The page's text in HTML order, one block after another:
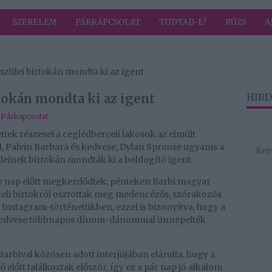
SZERELEM PÁRKAPCSOLAT TUDTAD-E? RÚZS
birtokán mondta ki az igent
mondta ki az igent
Párkapcsolat
részesei a ceglédberceli lakosok az elmúlt
Barbara és kedvese, Dylan Sprouse ugyanis a
birtokán mondták ki a boldogító igent.
nap előtt megkezdődtek; pénteken Barbi magyar
birtokról osztottak meg medencézős, szórakozós
történetükben, ezzel is bizonyítva, hogy a
többnapos dínom-dánommal ünnepelték
közösen adott interjújában elárulta, hogy a
előtt találkoztak először, így ez a pár nap jó alkalom